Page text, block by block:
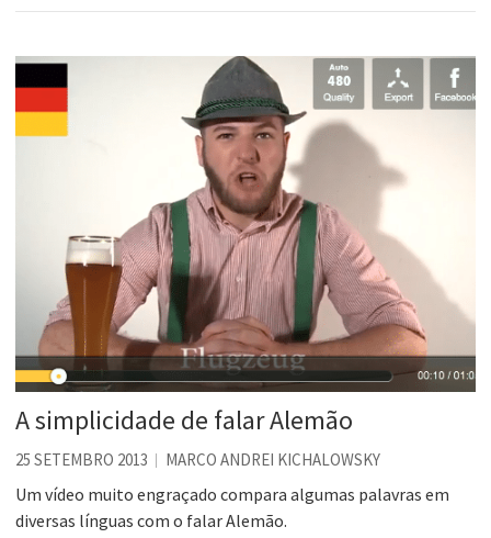
A simplicidade de falar Alemão
25 SETEMBRO 2013 MARCO ANDREI KICHALOWSKY
Um vídeo muito engraçado compara algumas palavras em
diversas línguas com o falar Alemão.